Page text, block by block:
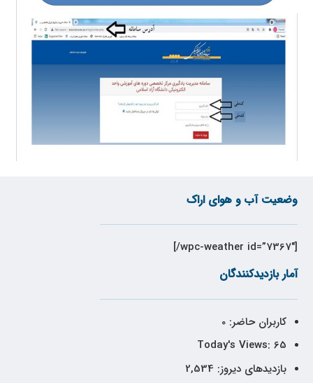
وضعیت آب و هوای اراک
[wpc-weather id=”7367″/]
آمار بازدیدکنندگان
کاربران حاضر:0
Today's Views: 65
بازدیدهای دیروز: 2,534